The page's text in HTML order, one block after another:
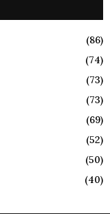
(86)
(74)
(73)
(73)
(69)
(52)
(50)
(40)